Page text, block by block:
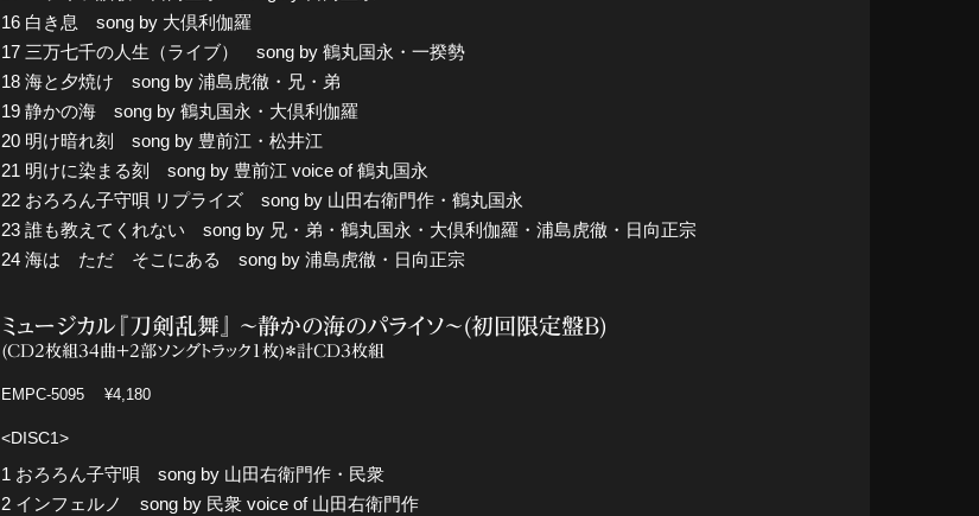
16 白き息 song by 大倶利伽羅
17 三万七千の人生（ライブ） song by 鶴丸国永・一揆勢
18 海と夕焼け song by 浦島虎徹・兄・弟
19 静かの海 song by 鶴丸国永・大倶利伽羅
20 明け暗れ刻 song by 豊前江・松井江
21 明けに染まる刻 song by 豊前江 voice of 鶴丸国永
22 おろろん子守唄 リプライズ song by 山田右衛門作・鶴丸国永
23 誰も教えてくれない song by 兄・弟・鶴丸国永・大倶利伽羅・浦島虎徹・日向正宗
24 海は ただ そこにある song by 浦島虎徹・日向正宗
ミュージカル『刀剣乱舞』 ～静かの海のパライソ～(初回限定盤B)
(CD2枚組34曲+2部ソングトラック1枚)＊計CD3枚組
EMPC-5095 ¥4,180
<DISC1>
1 おろろん子守唄 song by 山田右衛門作・民衆
2 インフェルノ song by 民衆 voice of 山田右衛門作